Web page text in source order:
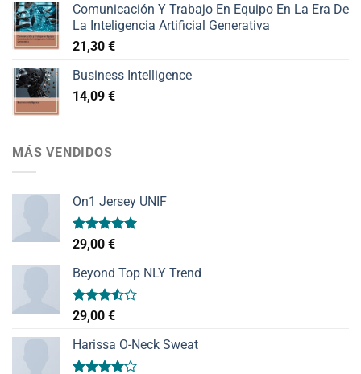
Comunicación Y Trabajo En Equipo En La Era De
La Inteligencia Artificial Generativa
21,30 €
Business Intelligence
14,09 €
MÁS VENDIDOS
On1 Jersey UNIF
Valorado
con
de 5
29,00 €
Beyond Top NLY Trend
Valorado
con
3.50de
5
29,00 €
Harissa O-Neck Sweat